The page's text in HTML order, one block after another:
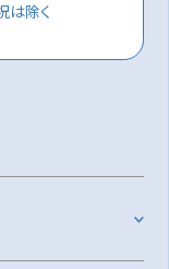
は除く